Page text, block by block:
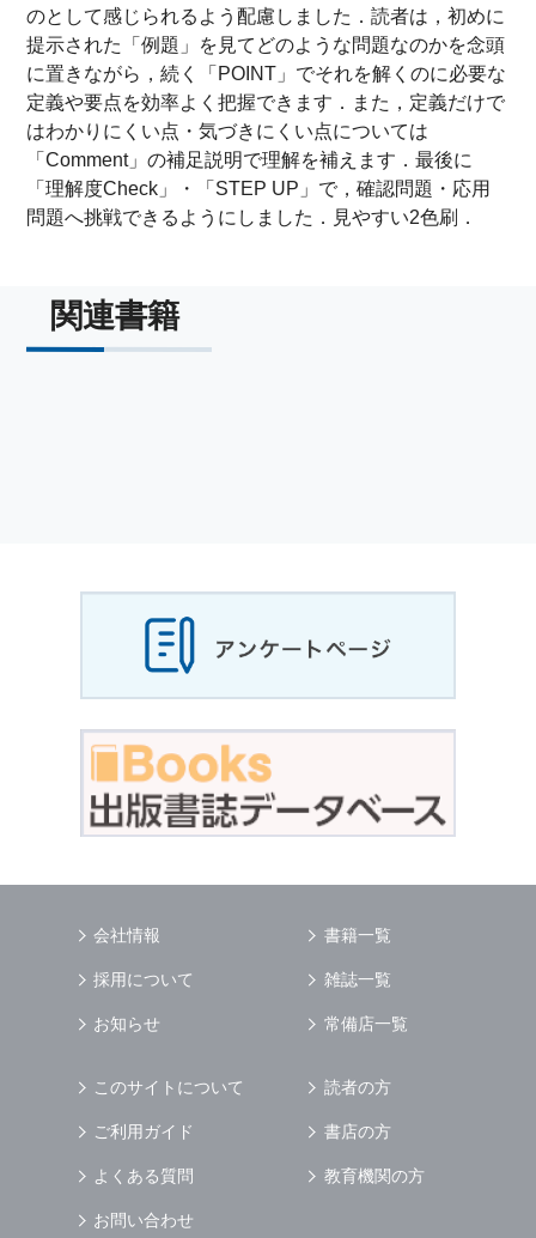
のとして感じられるよう配慮しました．読者は，初めに
提示された「例題」を見てどのような問題なのかを念頭
に置きながら，続く「POINT」でそれを解くのに必要な
定義や要点を効率よく把握できます．また，定義だけで
はわかりにくい点・気づきにくい点については
「Comment」の補足説明で理解を補えます．最後に
「理解度Check」・「STEP UP」で，確認問題・応用
問題へ挑戦できるようにしました．見やすい2色刷．
関連書籍
会社情報
採用について
お知らせ
書籍一覧
雑誌一覧
常備店一覧
このサイトについて
ご利用ガイド
よくある質問
お問い合わせ
読者の方
書店の方
教育機関の方